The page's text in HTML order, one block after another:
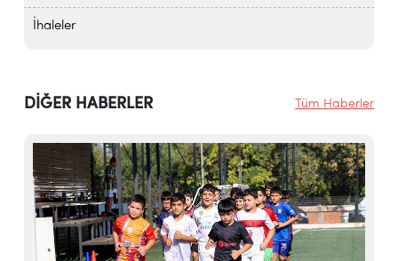
İhaleler
DİĞER HABERLER Tüm Haberler